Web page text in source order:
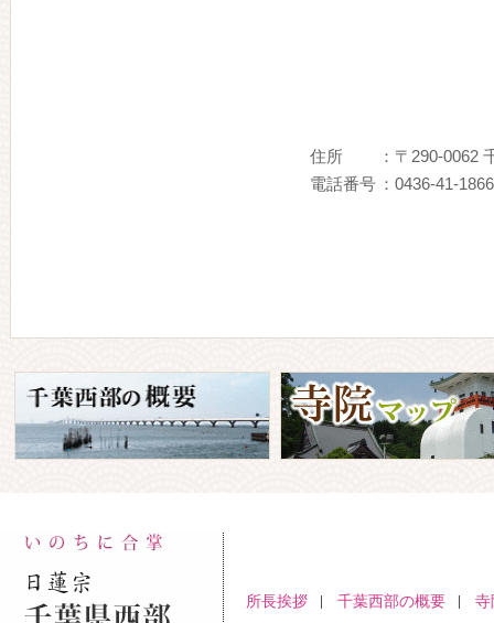
住所
：〒290-0062
電話番号 ：0436-41-1866
所長挨拶 千葉西部の概要 寺